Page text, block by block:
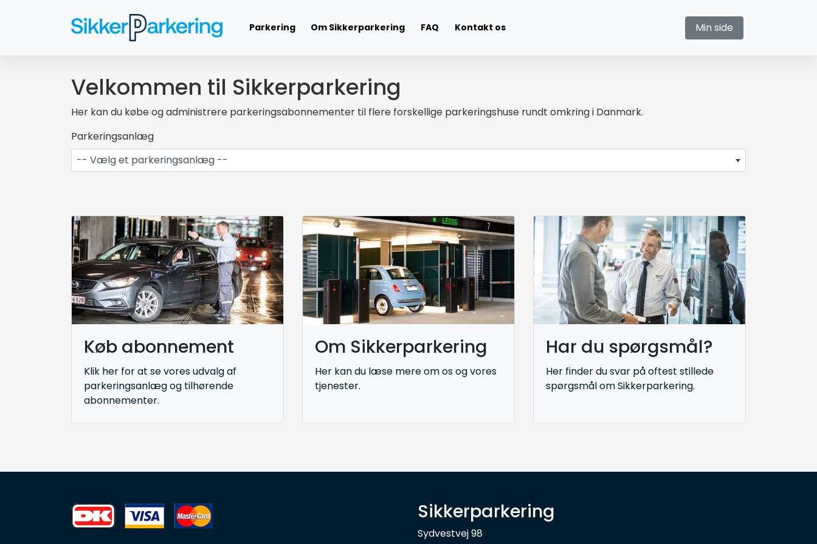
Parkering Om Sikkerparkering FAQ Kontakt os Min side
Velkommen til Sikkerparkering
Her kan du købe og administrere parkeringsabonnementer til flere forskellige parkeringshuse rundt omkring i Danmark.
Parkeringsanlæg
-- Vælg et parkeringsanlæg --
Køb abonnement
Klik her for at se vores udvalg af
parkeringsanlæg og tilhørende
abonnementer.
Om Sikkerparkering
Her kan du læse mere om os og vores
tjenester.
Har du spørgsmål?
Her finder du svar på oftest stillede
spørgsmål om Sikkerparkering.
Sikkerparkering
Sydvestvej 98